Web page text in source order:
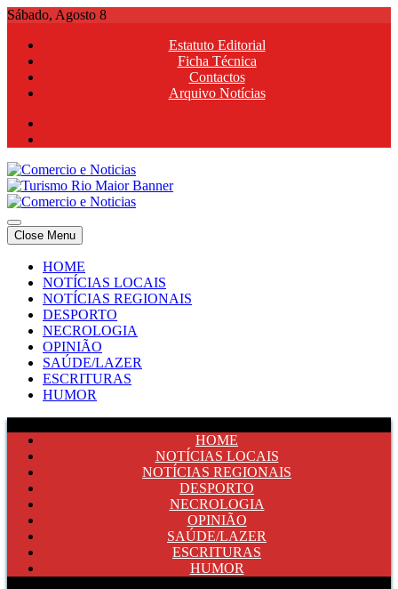
Skip
content
Sábado, Agosto 8
Estatuto Editorial
Ficha Técnica
Contactos
Arquivo Notícias
Comercio e Noticias
Notícias e Publicidade Online
Comercio e Noticias
Notícias e Publicidade Online
Close Menu
HOME
NOTÍCIAS LOCAIS
NOTÍCIAS REGIONAIS
DESPORTO
NECROLOGIA
OPINIÃO
SAÚDE/LAZER
ESCRITURAS
HUMOR
HOME
NOTÍCIAS LOCAIS
NOTÍCIAS REGIONAIS
DESPORTO
NECROLOGIA
OPINIÃO
SAÚDE/LAZER
ESCRITURAS
HUMOR